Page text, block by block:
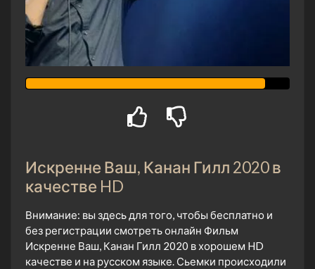
Искренне Ваш, Канан Гилл 2020 в
качестве HD
Внимание: вы здесь для того, чтобы бесплатно и
без регистрации смотреть онлайн Фильм
Искренне Ваш, Канан Гилл 2020 в хорошем HD
качестве и на русском языке. Сьемки происходили